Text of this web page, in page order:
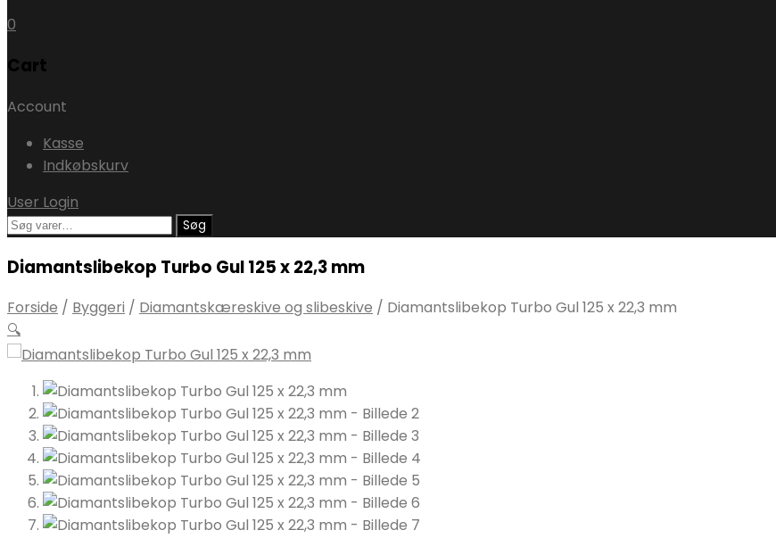
0
Cart
Account
Kasse
Indkøbskurv
User Login
Søg
Søg
Diamantslibekop Turbo Gul 125 x 22,3 mm
Forside / Byggeri / Diamantskæreskive og slibeskive / Diamantslibekop Turbo Gul 125 x 22,3 mm
🔍